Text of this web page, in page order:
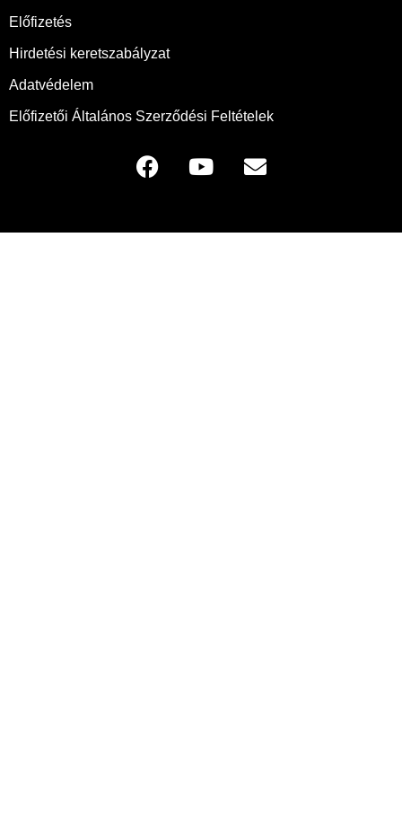
Előfizetés
Hirdetési keretszabályzat
Adatvédelem
Előfizetői Általános Szerződési Feltételek